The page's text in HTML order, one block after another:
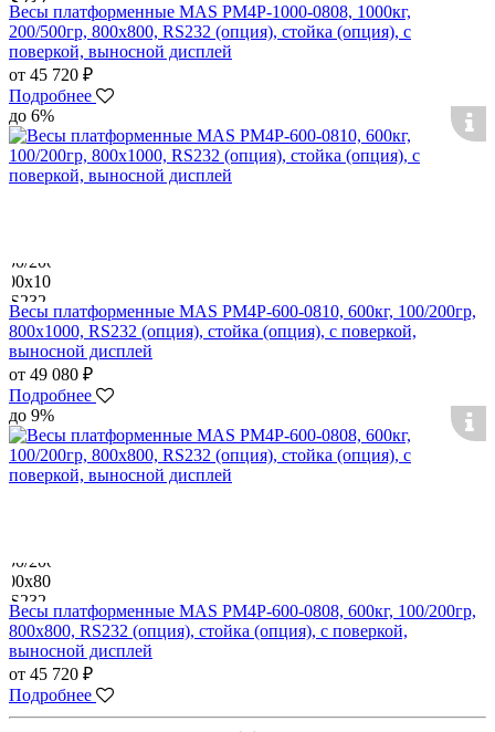
Весы платформенные MAS PM4P-1000-0808, 1000кг,
200/500гр, 800х800, RS232 (опция), стойка (опция), с
поверкой, выносной дисплей
от 45 720 ₽
Подробнее
до 6%
Весы платформенные MAS PM4P-600-0810, 600кг, 100/200гр,
800х1000, RS232 (опция), стойка (опция), с поверкой,
выносной дисплей
от 49 080 ₽
Подробнее
до 9%
Весы платформенные MAS PM4P-600-0808, 600кг, 100/200гр,
800х800, RS232 (опция), стойка (опция), с поверкой,
выносной дисплей
от 45 720 ₽
Подробнее